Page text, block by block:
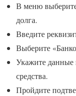
В меню
долга.
Введите
Выберите
Укажите данные
средства.
Пройдите